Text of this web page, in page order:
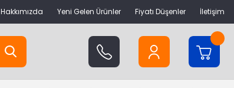
Hakkımızda Yeni Gelen Ürünler Fiyatı Düşenler İletişim